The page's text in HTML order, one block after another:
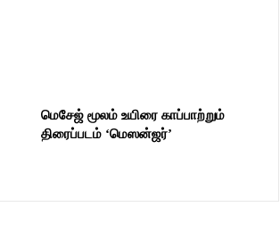
மெசேஜ் மூலம் உயிரை காப்பாற்றும்
திரைப்படம் ‘மெஸன்ஜர்’